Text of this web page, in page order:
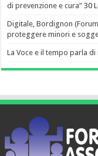
di prevenzione e cura” 30
Digitale, Bordignon
proteggere minori e
La Voce e il tempo parla di